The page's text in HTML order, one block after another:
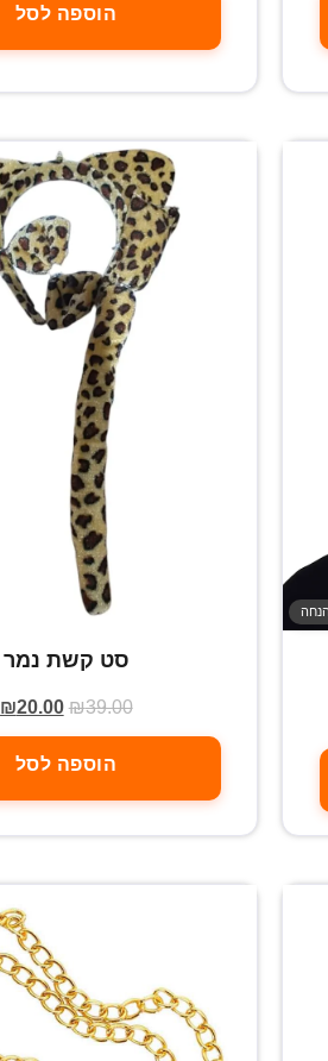
הוספה לסל
סט קשת נמר
₪39.00
₪20.00
הוספה לסל